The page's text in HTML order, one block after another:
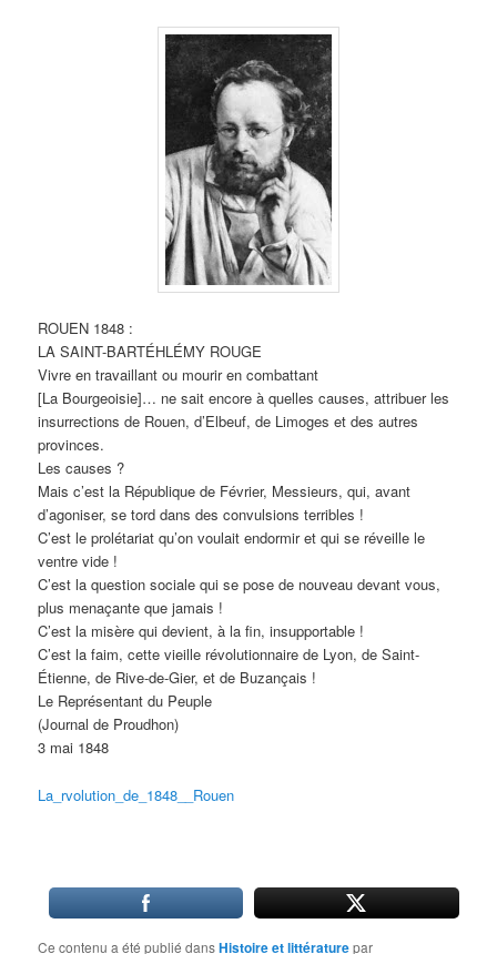
ROUEN 1848 :
LA SAINT-BARTÉHLÉMY ROUGE
Vivre en travaillant ou mourir en combattant
[La Bourgeoisie]… ne sait encore à quelles causes, attribuer les
insurrections de Rouen, d’Elbeuf, de Limoges et des autres
provinces.
Les causes ?
Mais c’est la République de Février, Messieurs, qui, avant
d’agoniser, se tord dans des convulsions terribles !
C’est le prolétariat qu’on voulait endormir et qui se réveille le
ventre vide !
C’est la question sociale qui se pose de nouveau devant vous,
plus menaçante que jamais !
C’est la misère qui devient, à la fin, insupportable !
C’est la faim, cette vieille révolutionnaire de Lyon, de Saint-
Étienne, de Rive-de-Gier, et de Buzançais !
Le Représentant du Peuple
(Journal de Proudhon)
3 mai 1848
La_rvolution_de_1848__Rouen
Ce contenu a été publié dansHistoire et littératurepar